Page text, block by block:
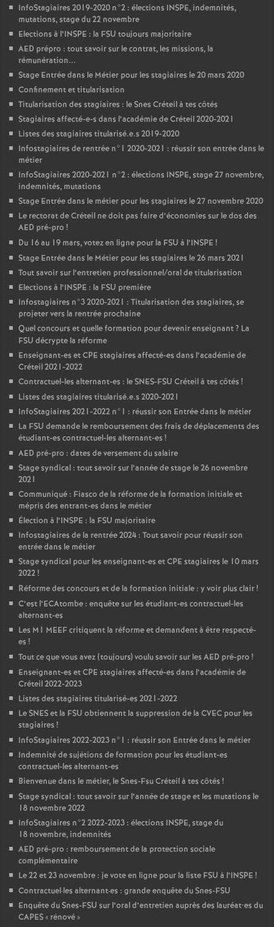
InfoStagiaires 2019-2020 n°2 : élections INSPE, indemnités,
mutations, stage du 22 novembre
Elections à l’INSPE : la FSU toujours majoritaire
AED prépro : tout savoir sur le contrat, les missions, la
rémunération...
Stage Entrée dans le Métier pour les stagiaires le 20 mars 2020
Confinement et titularisation
Titularisation des stagiaires : le Snes Créteil à tes côtés
Stagiaires affecté-e-s dans l’académie de Créteil 2020-2021
Listes des stagiaires titularisé.e.s 2019-2020
Infostagiaires de rentrée n°1 2020-2021 : réussir son entrée dans le
métier
InfoStagiaires 2020-2021 n°2 : élections INSPE, stage 27 novembre,
indemnités, mutations
Stage Entrée dans le métier pour les stagiaires le 27 novembre 2020
Le rectorat de Créteil ne doit pas faire d’économies sur le dos des
AED pré-pro !
Du 16 au 19 mars, votez en ligne pour la FSU à l’INSPE !
Stage Entrée dans le Métier pour les stagiaires le 26 mars 2021
Tout savoir sur l’entretien professionnel/oral de titularisation
Elections à l’INSPE : la FSU première
Infostagiaires n°3 2020-2021 : Titularisation des stagiaires, se
projeter vers la rentrée prochaine
Quel concours et quelle formation pour devenir enseignant? La
FSU décrypte la réforme
Enseignant-es etCPE stagiaires affecté-es dans l’académie de
Créteil 2021-2022
Contractuel-les alternant-es : leSNES-FSU Créteil à tes côtés !
Listes des stagiaires titularisé.e.s 2020-2021
InfoStagiaires 2021-2022 n°1 : réussir son Entrée dans le métier
La FSU demande le remboursement des frais de déplacements des
étudiant-es contractuel-les alternant-es !
AED pré-pro : dates de versement du salaire
Stage syndical : tout savoir sur l’année de stage le 26 novembre
2021
Communiqué : Fiasco de la réforme de la formation initiale et
mépris des entrant-es dans le métier
Élection à l’INSPE : la FSU majoritaire
Infostagiaires de la rentrée 2024 : Tout savoir pour réussir son
entrée dans le métier
Stage syndical pour les enseignant-es etCPE stagiaires le 10 mars
2022!
Réforme des concours et de la formation initiale : y voir plus clair!
C’est l’ECAtombe : enquête sur les étudiant-es contractuel-les
alternant-es
Les M1 MEEFcritiquent la réforme et demandent à être respecté-
es !
Tout ce que vous avez (toujours) voulu savoir sur les AED pré-pro !
Enseignant-es etCPE stagiaires affecté-es dans l’académie de
Créteil 2022-2023
Listes des stagiaires titularisé-es 2021-2022
LeSNESet la FSU obtiennent la suppression de la CVEC pour les
stagiaires !
InfoStagiaires 2022-2023 n°1 : réussir son Entrée dans le métier
Indemnité de sujétions de formation pour les étudiant-es
contractuel-les alternant-es
Bienvenue dans le métier, le Snes-Fsu Créteil à tes côtés !
Stage syndical : tout savoir sur l’année de stage et les mutations le
18 novembre 2022
InfoStagiaires n°2 2022-2023 : élections INSPE, stage du
18 novembre, indemnités
AED pré-pro : remboursement de la protection sociale
complémentaire
Le 22 et 23 novembre : je vote en ligne pour la liste FSU à l’INSPE !
Contractuel·les alternant·es : grande enquête du Snes-FSU
Enquête du Snes-FSU sur l’oral d’entretien auprès des lauréat•es du
CAPES« rénové»